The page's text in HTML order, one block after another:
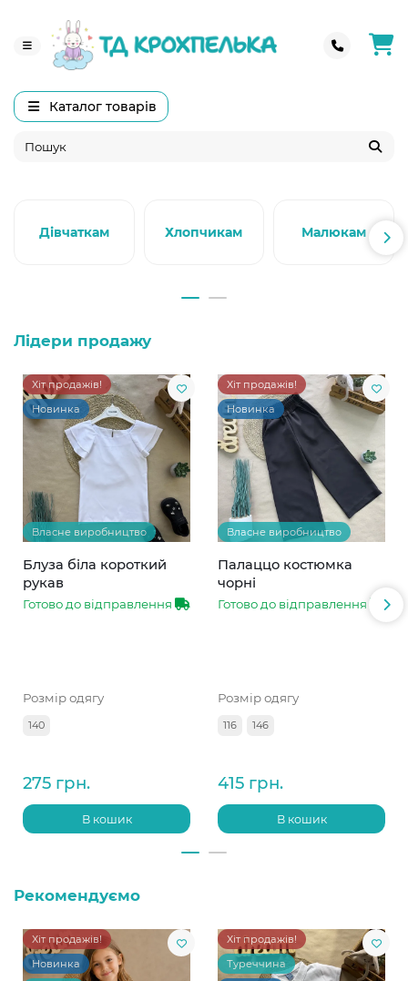
Каталог товарів
Дівчаткам Хлопчикам Малюкам
Лідери продажу
Хіт продажів!
Новинка
Власне виробництво
Блуза біла короткий
рукав
Готово до відправлення
Розмір одягу
140
275 грн.
В кошик
Хіт продажів!
Новинка
Власне виробництво
Палаццо костюмка
чорні
Готово до відправлення
Розмір одягу
116 146
415 грн.
В кошик
Рекомендуємо
Хіт продажів!
Новинка
Хіт продажів!
Туреччина